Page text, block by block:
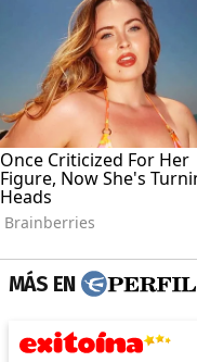
MÁS EN